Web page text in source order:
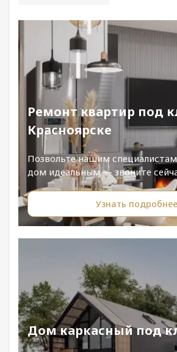
Ремонт квартир под
Красноярске
Позвольте нашим
дом идеальным — звоните
Узнать подробнее
Дом каркасный под